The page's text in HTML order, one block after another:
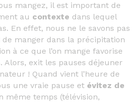
mangez, il est important de
au contexte dans lequel
En effet, nous ne le savons pas
manger dans la précipitation
à ce que l’on mange favorise
Alors, exit les pauses déjeuner
! Quand vient l’heure de
une vraie pause et évitez de
même temps (télévision,